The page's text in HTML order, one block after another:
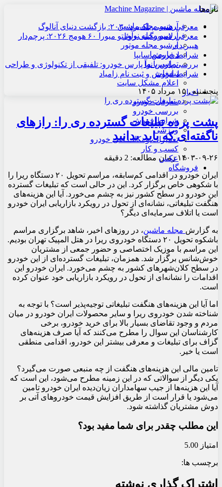
آرشیو مجله ماشین
آرشیو مجله نوآور
آرشیو مجله موتور
درباره ما
تماس با ما
تبلیغات
اعلام مشکل سایت
اخبار
معرفی خودرو
بررسی خودرو
شرایط فروش
ورزشی
تعمیرات و نکات فنی خودرو
کسب و کار
عکس
فروشگاه
تازه‌ها
معرفی هنسی بلک‌برد ۲۰۳۰: بازگشت دنیای آنالوگ
معرفی لامبورگینی روئلتو میورا ۶۰ هومج ۲۰۲۶: پرچم‌دار
هیبریدی
شرایط فروش سایپا
بررسی پارس نوآ پارس خودرو: تلفیقی از تکنولوژی و طراحی
شرایط فروش و ثبت نام زامیاد
پنجشنبه , ۱۵ مرداد ۱۴۰۵
پشت پرده تبلیغات گسترده ری را: رازهای
ناگفته‌ای که باید بدانید
۱۴۰۳-۰۹-۲۶زمان مطالعه: 2 دقیقه
ایران خودرو در اقدامی کم‌سابقه، مراسم تحویل ۲۰ دستگاه ریرا را
با شکوهی خاص برگزار کرد. این در حالی است که تبلیغات گسترده
این خودرو در سطح کشور نیز به چشم می‌خورد. آیا این هزینه‌های
هنگفت تبلیغاتی، نشانه‌ای از تحول در رویکرد بازاریابی ایران خودرو
است یا اتلاف سرمایه‌ای دیگر؟
به گزارش مجله ماشین، در روزهای اخیر، شاهد برگزاری مراسم
باشکوه تحویل ۲۰ دستگاه خودروی ریرا در هتل المپیک تهران بودیم.
این مراسم با موزیک اختصاصی و حضور جمعی از مشتریان
خوش‌شانس برگزار شد. همزمان، تبلیغات گسترده‌ای از این خودرو
در سطح کلان‌شهرهای کشور به چشم می‌خورد. ایران خودرو این
اقدامات را نشانه‌ای از تحول در رویکرد بازاریابی خود عنوان کرده
است.
اما آیا این هزینه‌های هنگفت تبلیغاتی توجیه‌پذیر است؟ با توجه به
شناخته شدن خودروی ریرا و سایر محصولات ایران خودرو در میان
مردم و وجود تقاضای بسیار بالا برای خرید خودرو، برخی
کارشناسان این سوال را مطرح می‌کنند که آیا صرف هزینه‌های
گزاف برای تبلیغات و معرفی بیشتر این خودرو، اقدامی منطقی
است یا خیر.
تامین مالی این هزینه‌های هنگفت از چه منبعی صورت می‌گیرد؟
یکی دیگر از سوالاتی که در این زمینه مطرح می‌شود، این است که
آیا این هزینه‌ها از جیب سهامداران زیان‌دیده ایران خودرو تامین
می‌شود یا قرار است از طریق افزایش قیمت خودروهای آتی بر
دوش مشتریان گذاشته شود.
این مطلب چقدر برای شما مفید بود؟
امتیاز 5.00
برچسب ها:
اشتراک گذاری نوشته